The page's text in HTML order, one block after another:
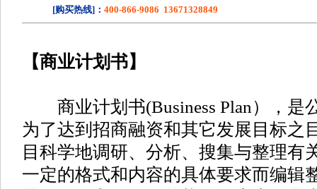
[购买热线]： 400-866-9086 13671328849
【商业计划书】
商业计划书(Business Plan），是
为了达到招商融资和其它发展目标之
目科学地调研、分析、搜集与整理有
一定的格式和内容的具体要求而编辑